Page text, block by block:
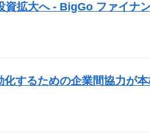
拡大へ - BigGo ファイナ
するための企業間協力が